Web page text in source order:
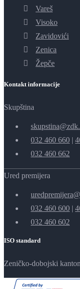
Vareš
Visoko
Zavidovići
Zenica
Žepče
Kontakt informacije
Skupština
032 460 660 |
032 460 662
Ured premijera
032 460 600 |
032 460 602
ISO standard
Zeničko-dobojski